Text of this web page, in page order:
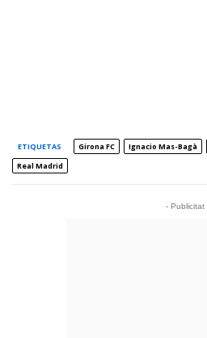
ETIQUETAS Girona FC Ignacio Mas-Bagà
Real Madrid
- Publicitat